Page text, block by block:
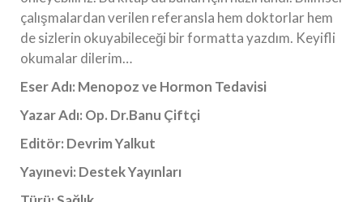
çalışmalardan verilen referansla hem doktorlar hem
de sizlerin okuyabileceği bir formatta yazdım. Keyifli
okumalar dilerim…
Eser Adı: Menopoz ve Hormon Tedavisi
Yazar Adı: Op. Dr.Banu Çiftçi
Editör: Devrim Yalkut
Yayınevi: Destek Yayınları